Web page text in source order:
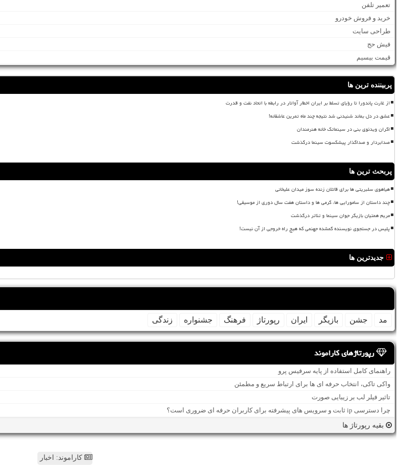
تعمیر تلفن
خرید و فروش خودرو
طراحی سایت
فیش حج
قیمت بیسیم
پربیننده ترین ها
از غارت پاندورا تا رؤیای تسلط بر ایران اخطار آواتار در رابطه با اتحاد نفت و قدرت
عشق در دل بماند شنیدنی شد نتیجه چند ماه تمرین عاشقانه!
اکران ویدئوی بنی در سینماتک خانه هنرمندان
صدابردار و صداگذار پیشکسوت سینما درگذشت
پربحث ترین ها
هیاهوی سلبریتی ها برای قاتلان زنده سوز میدان علیخانی
چند داستان از سامورایی ها، گرمی ها و داستان هفت سال دوری از موسیقی!
مریم همتیان بازیگر جوان سینما و تئاتر درگذشت
پلیس در جستجوی نویسنده گمشده جهنمی که هیچ راه خروجی از آن نیست!
جدیدترین ها
مد جشن بازیگر ایران رپورتاژ فرهنگ جشنواره زندگی
رپورتاژهای کاراموند
راهنمای کامل استفاده از پایه سرفیس پرو
واکی تاکی، انتخاب حرفه ای ها برای ارتباط سریع و مطمئن
تاثیر فیلر لب بر زیبایی صورت
چرا دسترسی ip ثابت و سرویس های پیشرفته برای کاربران حرفه ای ضروری است؟
بقیه رپورتاژ ها
کاراموند: اخبار